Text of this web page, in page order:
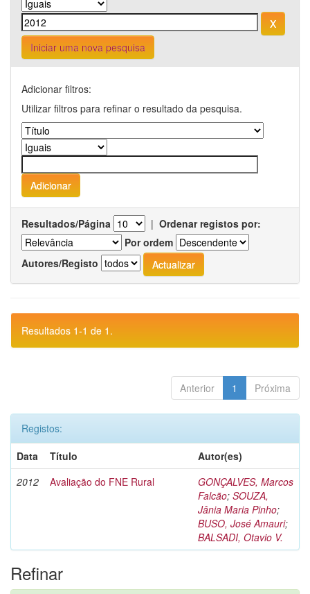
Iniciar uma nova pesquisa
Adicionar filtros:
Utilizar filtros para refinar o resultado da pesquisa.
Resultados/Página | Ordenar registos por:
Por ordem
Autores/Registo
Resultados 1-1 de 1.
Anterior 1 Próxima
Registos:
Data
Título
Autor(es)
2012
Avaliação do FNE Rural
GONÇALVES, Marcos
Falcão; SOUZA,
Jânia Maria Pinho;
BUSO, José Amauri;
BALSADI, Otavio V.
Refinar